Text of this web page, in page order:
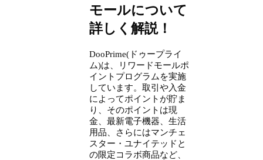
モールについて
詳しく解説！
DooPrime(ドゥープライ
ム)は、リワードモールポ
イントプログラムを実施
しています。取引や入金
によってポイントが貯ま
り、そのポイントは現
金、最新電子機器、生活
用品、さらにはマンチェ
スター・ユナイテッドと
の限定コラボ商品など、